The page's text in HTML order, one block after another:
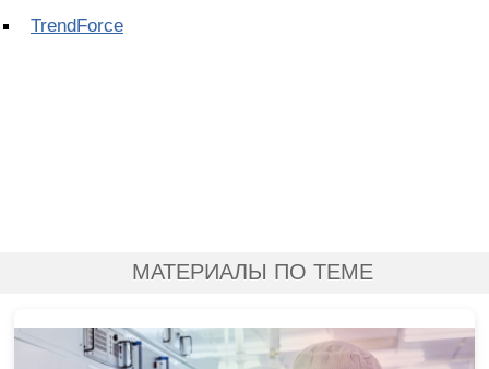
TrendForce
МАТЕРИАЛЫ ПО ТЕМЕ